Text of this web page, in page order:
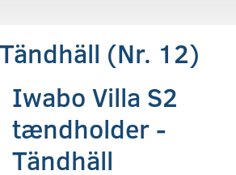
(Nr. 12)
Iwabo Villa S2
tændholder -
Tändhäll